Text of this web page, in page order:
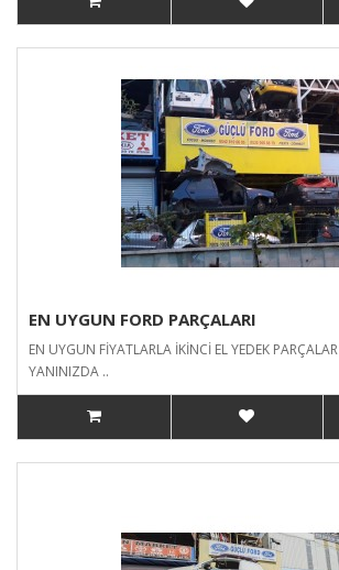
EN UYGUN FORD PARÇALARI
EN UYGUN FİYATLARLA İKİNCİ EL YEDEK
YANINIZDA ..